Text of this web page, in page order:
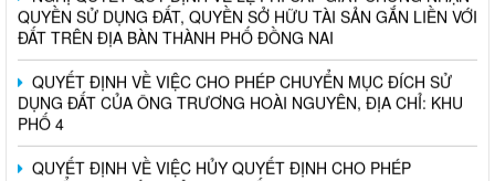
ĐẤT TRÊN ĐỊA BÀN THÀNH PHỐ ĐỒNG NAI
QUYẾT ĐỊNH VỀ VIỆC CHO PHÉP CHUYỂN MỤC ĐÍCH SỬ
DỤNG ĐẤT CỦA ÔNG TRƯƠNG HOÀI NGUYÊN, ĐỊA CHỈ: KHU
PHỐ 4
QUYẾT ĐỊNH VỀ VIỆC HỦY QUYẾT ĐỊNH CHO PHÉP
CHUYỂN MỤC ĐÍCH SỬ DỤNG ĐẤT